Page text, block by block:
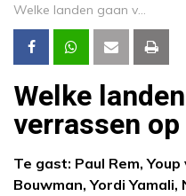
Welke landen gaan verrassen op het WK?
Welke
verrassen op
Te gast: Paul Rem,
Bouwman, Yordi